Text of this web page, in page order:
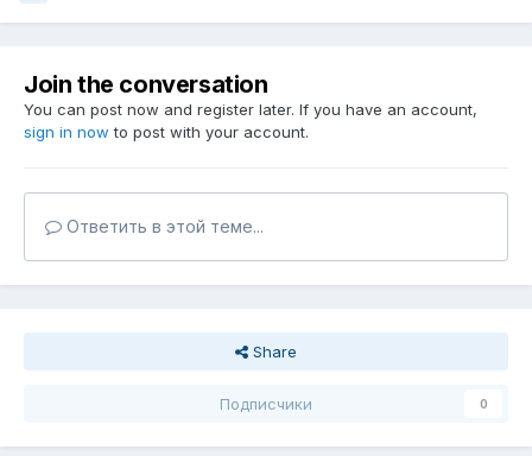
Join the conversation
You can post now and register later. If you have an account,
sign in now to post with your account.
Ответить в этой теме...
Share
Подписчики 0